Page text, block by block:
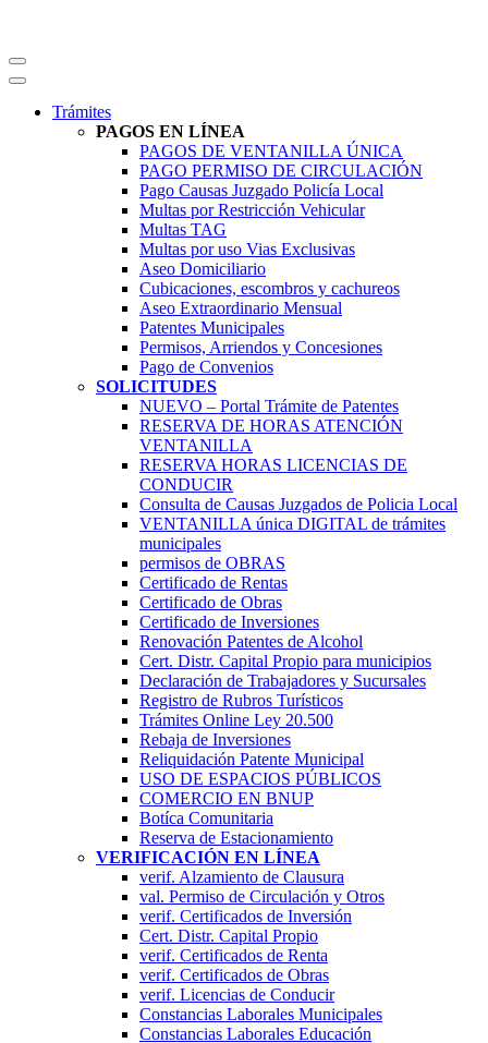
Trámites
PAGOS EN LÍNEA
PAGOS DE VENTANILLA ÚNICA
PAGO PERMISO DE CIRCULACIÓN
Pago Causas Juzgado Policía Local
Multas por Restricción Vehicular
Multas TAG
Multas por uso Vias Exclusivas
Aseo Domiciliario
Cubicaciones, escombros y cachureos
Aseo Extraordinario Mensual
Patentes Municipales
Permisos, Arriendos y Concesiones
Pago de Convenios
SOLICITUDES
NUEVO – Portal Trámite de Patentes
RESERVA DE HORAS ATENCIÓN
VENTANILLA
RESERVA HORAS LICENCIAS DE
CONDUCIR
Consulta de Causas Juzgados de Policia Local
VENTANILLA única DIGITAL de trámites
municipales
permisos de OBRAS
Certificado de Rentas
Certificado de Obras
Certificado de Inversiones
Renovación Patentes de Alcohol
Cert. Distr. Capital Propio para municipios
Declaración de Trabajadores y Sucursales
Registro de Rubros Turí­sticos
Trámites Online Ley 20.500
Rebaja de Inversiones
Reliquidación Patente Municipal
USO DE ESPACIOS PÚBLICOS
COMERCIO EN BNUP
Botíca Comunitaria
Reserva de Estacionamiento
VERIFICACIÓN EN LÍNEA
verif. Alzamiento de Clausura
val. Permiso de Circulación y Otros
verif. Certificados de Inversión
Cert. Distr. Capital Propio
verif. Certificados de Renta
verif. Certificados de Obras
verif. Licencias de Conducir
Constancias Laborales Municipales
Constancias Laborales Educación